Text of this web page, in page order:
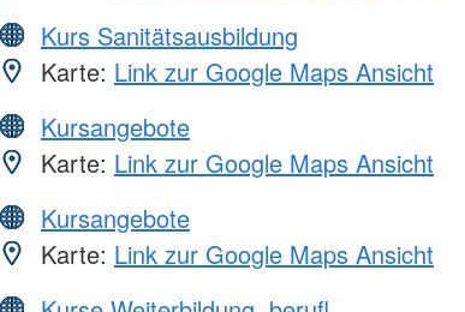
Kurs Sanitätsausbildung
Karte: Link zur Google Maps Ansicht
Kursangebote
Karte: Link zur Google Maps Ansicht
Kursangebote
Karte: Link zur Google Maps Ansicht